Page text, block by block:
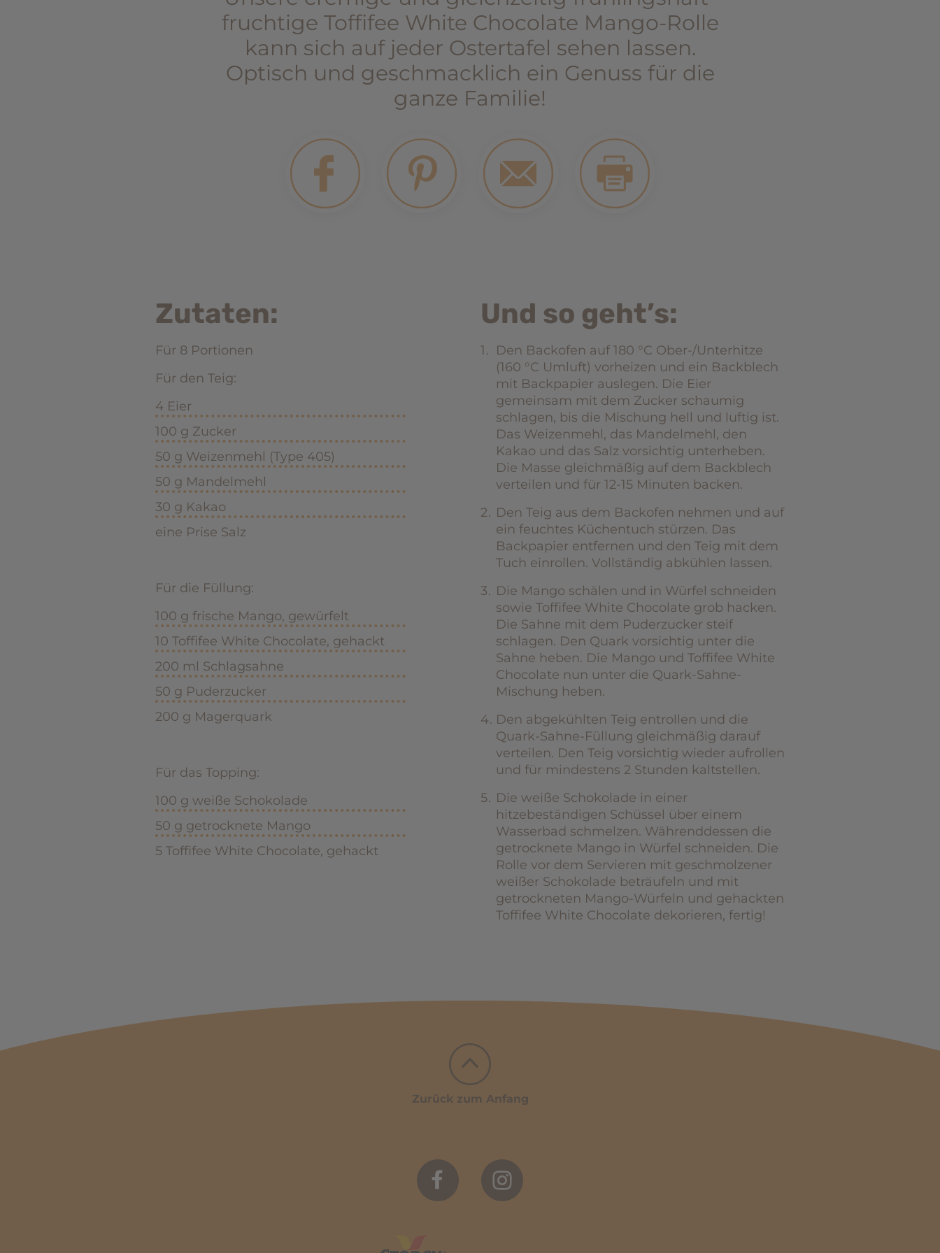
fruchtige Toffifee White Chocolate Mango-Rolle
kann sich auf jeder Ostertafel sehen lassen.
Optisch und geschmacklich ein Genuss für die
ganze Familie!
Zutaten:
Für 8 Portionen
Für den Teig:
4 Eier
100 g Zucker
50 g Weizenmehl (Type 405)
50 g Mandelmehl
30 g Kakao
eine Prise Salz
Für die Füllung:
100 g frische Mango, gewürfelt
10 Toffifee White Chocolate, gehackt
200 ml Schlagsahne
50 g Puderzucker
200 g Magerquark
Für das Topping:
100 g weiße Schokolade
50 g getrocknete Mango
5 Toffifee White Chocolate, gehackt
Und so geht’s:
Den Backofen auf 180 °C Ober-/Unterhitze
(160 °C Umluft) vorheizen und ein Backblech
mit Backpapier auslegen. Die Eier
gemeinsam mit dem Zucker schaumig
schlagen, bis die Mischung hell und luftig ist.
Das Weizenmehl, das Mandelmehl, den
Kakao und das Salz vorsichtig unterheben.
Die Masse gleichmäßig auf dem Backblech
verteilen und für 12-15 Minuten backen.
Den Teig aus dem Backofen nehmen und auf
ein feuchtes Küchentuch stürzen. Das
Backpapier entfernen und den Teig mit dem
Tuch einrollen. Vollständig abkühlen lassen.
Die Mango schälen und in Würfel schneiden
sowie Toffifee White Chocolate grob hacken.
Die Sahne mit dem Puderzucker steif
schlagen. Den Quark vorsichtig unter die
Sahne heben. Die Mango und Toffifee White
Chocolate nun unter die Quark-Sahne-
Mischung heben.
Den abgekühlten Teig entrollen und die
Quark-Sahne-Füllung gleichmäßig darauf
verteilen. Den Teig vorsichtig wieder aufrollen
und für mindestens 2 Stunden kaltstellen.
Die weiße Schokolade in einer
hitzebeständigen Schüssel über einem
Wasserbad schmelzen. Währenddessen die
getrocknete Mango in Würfel schneiden. Die
Rolle vor dem Servieren mit geschmolzener
weißer Schokolade beträufeln und mit
getrockneten Mango-Würfeln und gehackten
Toffifee White Chocolate dekorieren, fertig!
Zurück zum Anfang